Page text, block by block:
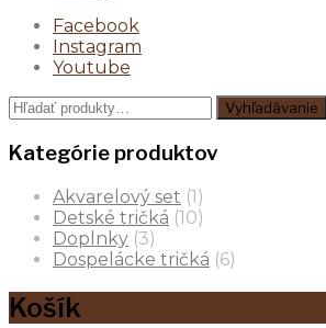
Facebook
Instagram
Youtube
Hľadať:
Vyhľadávanie
Kategórie produktov
Akvarelový set (1)
Detské tričká (10)
Doplnky (3)
Dospelácke tričká (6)
Košík